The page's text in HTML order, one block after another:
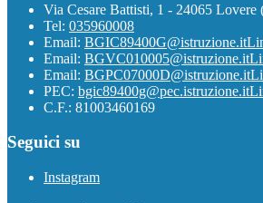
Via Cesare Battisti, 1 - 24065 Lovere
Tel: 035960008
Email: BGIC89400G@istruzione.it
Email: BGVC010005@istruzione.it
Email: BGPC07000D@istruzione.it
PEC: bgic89400g@pec.istruzione.it
C.F.: 81003460169
Seguici su
Instagram